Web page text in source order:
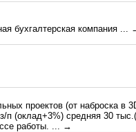
бухгалтерская компания
...
проектов (от наброска в
п (оклад+3%) средняя 30
работы.
... →